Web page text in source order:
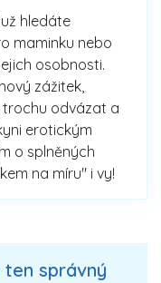
hledáte
maminku nebo
osobnosti.
zážitek,
odvázat a
erotickým
o splněných
na míru" i vy!
správný